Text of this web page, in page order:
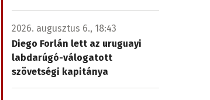
2026. augusztus 6., 18:43
Diego Forlán lett az uruguayi
labdarúgó-válogatott
szövetségi kapitánya